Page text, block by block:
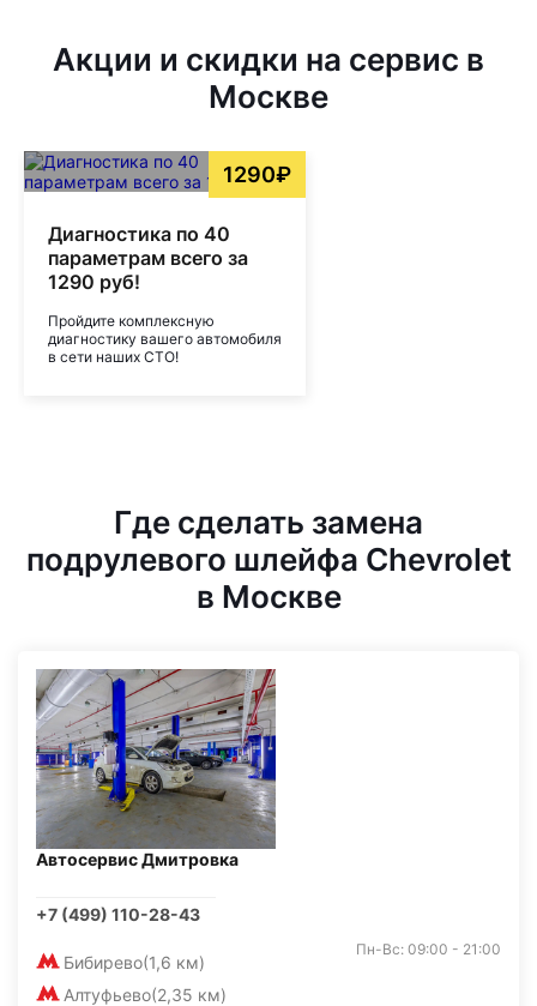
Акции и скидки на сервис в
Москве
1290₽
Диагностика по 40
параметрам всего за
1290 руб!
Пройдите комплексную
диагностику вашего автомобиля
в сети наших СТО!
Где сделать замена
подрулевого шлейфа Chevrolet
в Москве
Автосервис Дмитровка
+7 (499) 110-28-43
Бибирево(1,6 км)
Алтуфьево(2,35 км)
Пн-Вс: 09:00 - 21:00